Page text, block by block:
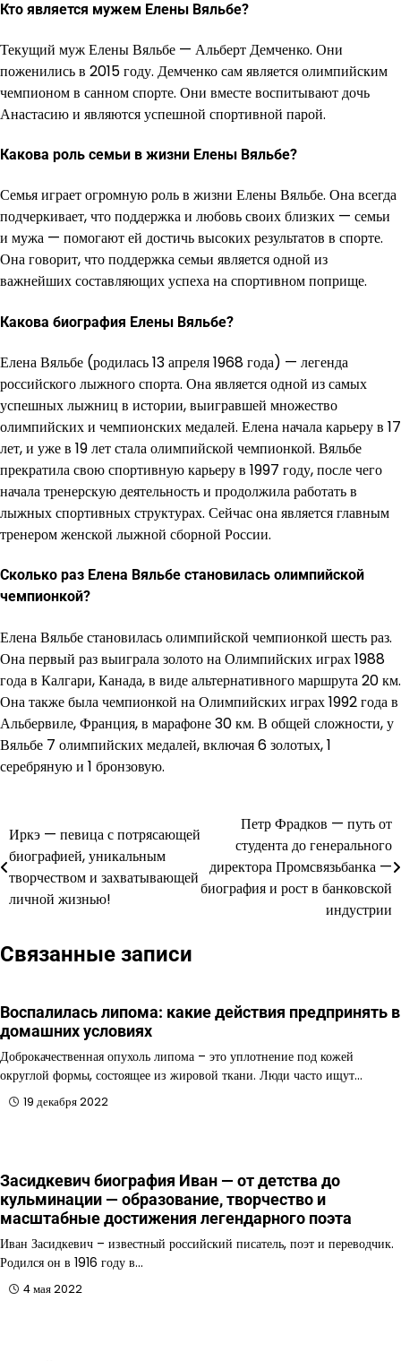
Кто является мужем Елены Вяльбе?
Текущий муж Елены Вяльбе — Альберт Демченко. Они
поженились в 2015 году. Демченко сам является олимпийским
чемпионом в санном спорте. Они вместе воспитывают дочь
Анастасию и являются успешной спортивной парой.
Какова роль семьи в жизни Елены Вяльбе?
Семья играет огромную роль в жизни Елены Вяльбе. Она всегда
подчеркивает, что поддержка и любовь своих близких — семьи
и мужа — помогают ей достичь высоких результатов в спорте.
Она говорит, что поддержка семьи является одной из
важнейших составляющих успеха на спортивном поприще.
Какова биография Елены Вяльбе?
Елена Вяльбе (родилась 13 апреля 1968 года) — легенда
российского лыжного спорта. Она является одной из самых
успешных лыжниц в истории, выигравшей множество
олимпийских и чемпионских медалей. Елена начала карьеру в 17
лет, и уже в 19 лет стала олимпийской чемпионкой. Вяльбе
прекратила свою спортивную карьеру в 1997 году, после чего
начала тренерскую деятельность и продолжила работать в
лыжных спортивных структурах. Сейчас она является главным
тренером женской лыжной сборной России.
Сколько раз Елена Вяльбе становилась олимпийской
чемпионкой?
Елена Вяльбе становилась олимпийской чемпионкой шесть раз.
Она первый раз выиграла золото на Олимпийских играх 1988
года в Калгари, Канада, в виде альтернативного маршрута 20 км.
Она также была чемпионкой на Олимпийских играх 1992 года в
Альбервиле, Франция, в марафоне 30 км. В общей сложности, у
Вяльбе 7 олимпийских медалей, включая 6 золотых, 1
серебряную и 1 бронзовую.
Навигация
по
записям
Иркэ — певица с потрясающей
биографией, уникальным
творчеством и захватывающей
личной жизнью!
Петр Фрадков — путь от
студента до генерального
директора Промсвязьбанка —
биография и рост в банковской
индустрии
Связанные записи
Воспалилась липома: какие действия предпринять в
домашних условиях
Доброкачественная опухоль липома – это уплотнение под кожей
округлой формы, состоящее из жировой ткани. Люди часто ищут…
19 декабря 2022
Засидкевич биография Иван — от детства до
кульминации — образование, творчество и
масштабные достижения легендарного поэта
Иван Засидкевич – известный российский писатель, поэт и переводчик.
Родился он в 1916 году в…
4 мая 2022